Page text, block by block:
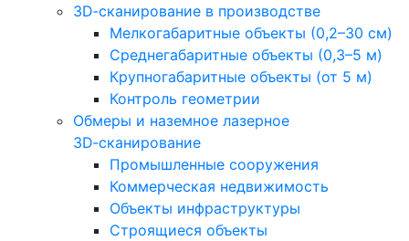
3D‑сканирование в производстве
Мелкогабаритные объекты (0,2–30 см)
Среднегабаритные объекты (0,3–5 м)
Крупногабаритные объекты (от 5 м)
Контроль геометрии
Обмеры и наземное лазерное
3D‑сканирование
Промышленные сооружения
Коммерческая недвижимость
Объекты инфраструктуры
Строящиеся объекты